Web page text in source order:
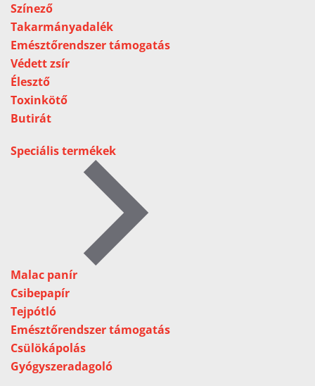
Színező
Takarmányadalék
Emésztőrendszer támogatás
Védett zsír
Élesztő
Toxinkötő
Butirát
Speciális termékek
Malac panír
Csibepapír
Tejpótló
Emésztőrendszer támogatás
Csülökápolás
Gyógyszeradagoló